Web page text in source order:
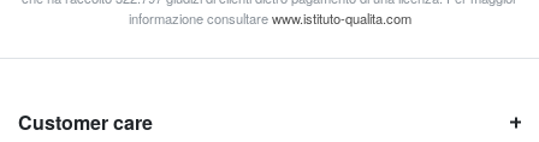
informazione consultarewww.istituto-qualita.com
Customer care